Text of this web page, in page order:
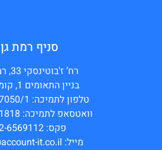
סניף רמת גן
רח’ ז'בוטינסקי 33, רמת-גן
בניין התאומים 1, קומה 11
טלפון לתמיכה: 02-6567050/1
וואטסאפ לתמיכה: 0528401818
פקס: 02-6569112
מייל: info@account-it.co.il